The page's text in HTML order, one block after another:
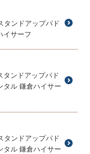
タンドアップパド
イサーフ
タンドアップパド
タル 鎌倉ハイサー
タンドアップパド
タル 鎌倉ハイサー